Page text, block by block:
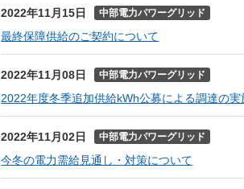
2022年11月15日 中部電力パワーグリッド
最終保障供給のご契約について
2022年11月08日 中部電力パワーグリッド
2022年度冬季追加供給kWh公募による調達の実
2022年11月02日 中部電力パワーグリッド
今冬の電力需給見通し・対策について